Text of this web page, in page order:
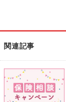
関連記事